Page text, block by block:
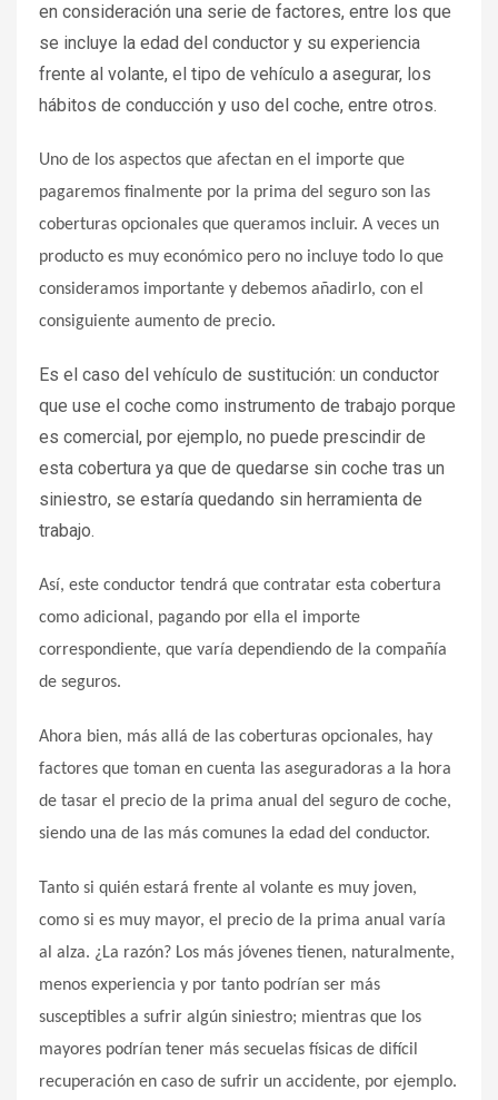
en consideración una serie de factores, entre los que
se incluye la edad del conductor y su experiencia
frente al volante, el tipo de vehículo a asegurar, los
hábitos de conducción y uso del coche, entre otros.
Uno de los aspectos que afectan en el importe que
pagaremos finalmente por la prima del seguro son las
coberturas opcionales que queramos incluir. A veces un
producto es muy económico pero no incluye todo lo que
consideramos importante y debemos añadirlo, con el
consiguiente aumento de precio.
Es el caso del vehículo de sustitución: un conductor
que use el coche como instrumento de trabajo porque
es comercial, por ejemplo, no puede prescindir de
esta cobertura ya que de quedarse sin coche tras un
siniestro, se estaría quedando sin herramienta de
trabajo.
Así, este conductor tendrá que contratar esta cobertura
como adicional, pagando por ella el importe
correspondiente, que varía dependiendo de la compañía
de seguros.
Ahora bien, más allá de las coberturas opcionales, hay
factores que toman en cuenta las aseguradoras a la hora
de tasar el precio de la prima anual del seguro de coche,
siendo una de las más comunes la edad del conductor.
Tanto si quién estará frente al volante es muy joven,
como si es muy mayor, el precio de la prima anual varía
al alza. ¿La razón? Los más jóvenes tienen, naturalmente,
menos experiencia y por tanto podrían ser más
susceptibles a sufrir algún siniestro; mientras que los
mayores podrían tener más secuelas físicas de difícil
recuperación en caso de sufrir un accidente, por ejemplo.